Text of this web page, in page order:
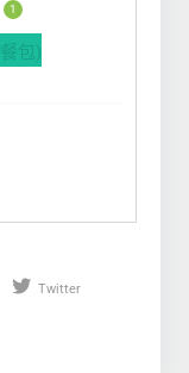
1
包)
Twitter